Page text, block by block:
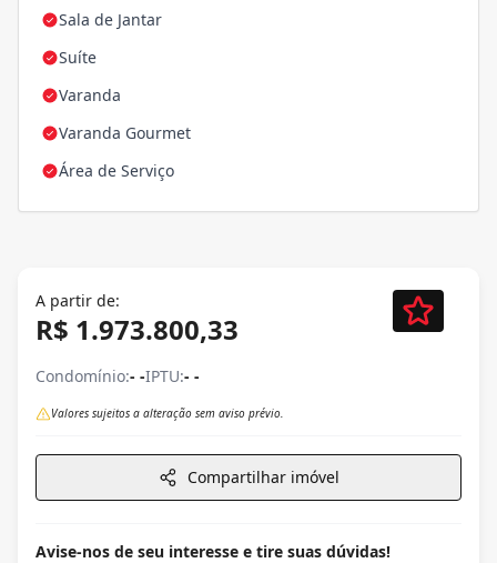
Sala de Jantar
Suíte
Varanda
Varanda Gourmet
Área de Serviço
A partir de:
R$ 1.973.800,33
Condomínio:- -IPTU:- -
Valores sujeitos a alteração sem aviso prévio.
Compartilhar imóvel
Avise-nos de seu interesse e tire suas dúvidas!